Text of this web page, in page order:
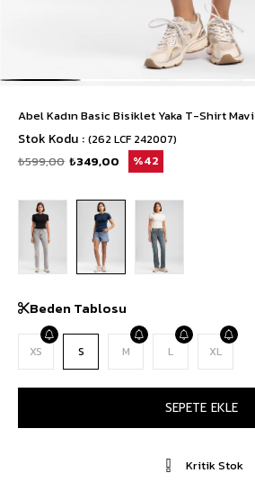
Abel Kadın Basic Bisiklet Yaka T-Shirt Mavi
Stok Kodu (262 LCF 242007)
₺599,00 ₺349,00 42
Beden Tablosu
XS S M L XL
Kritik Stok